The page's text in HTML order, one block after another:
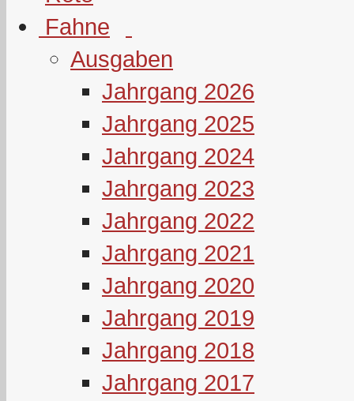
Ausgaben
Jahrgang 2026
Jahrgang 2025
Jahrgang 2024
Jahrgang 2023
Jahrgang 2022
Jahrgang 2021
Jahrgang 2020
Jahrgang 2019
Jahrgang 2018
Jahrgang 2017